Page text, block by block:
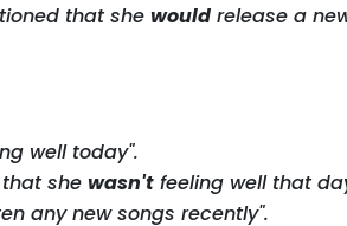
that shewould release a
well today".
that shewasn't feeling well that
any new songs recently".